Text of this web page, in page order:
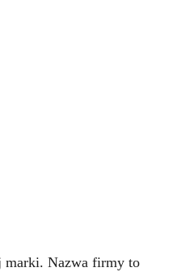
marki. Nazwa firmy to